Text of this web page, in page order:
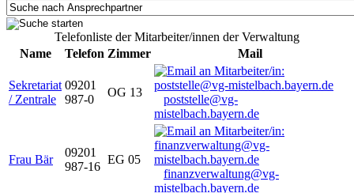
Telefonliste der Mitarbeiter/innen der Verwaltung
Name
Telefon Zimmer Mail
Sekretariat
/ Zentrale
09201
987-0
OG 13
poststelle@vg-
mistelbach.bayern.de
Frau Bär
09201
987-16
EG 05
finanzverwaltung@vg-
mistelbach.bayern.de